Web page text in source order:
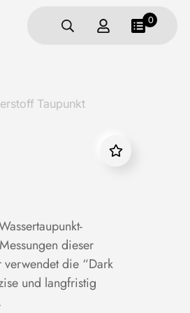
0
Taupunkt
dieser
verwendet die “Dark
und langfristig